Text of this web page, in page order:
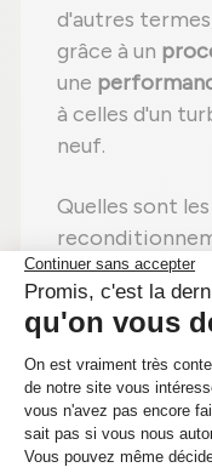
d'autres
grâce à un
une
à celles d'un
neuf.
Quelles sont
référence
Étape 1 :
contrôle
Étape 2 :
éliminer toute
Étape 3 :